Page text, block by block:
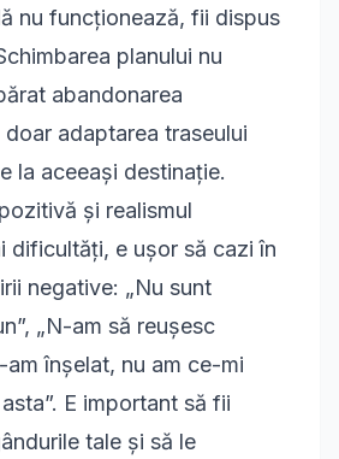
nu funcționează, fii dispus
planului nu
abandonarea
adaptarea traseului
la aceeași destinație.
și realismul
dificultăți, e ușor să cazi în
negative: „Nu sunt
„N-am să reușesc
am înșelat, nu am ce-mi
E important să fii
tale și să le